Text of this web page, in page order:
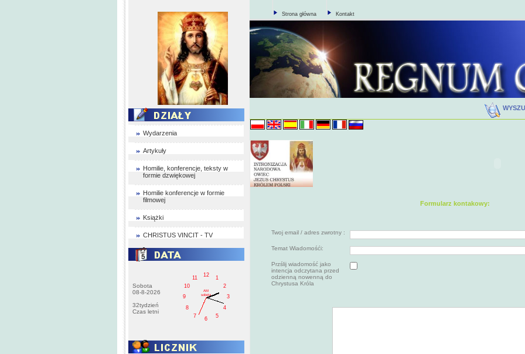
Wydarzenia
Artykuły
Homilie, konferencje, teksty w
formie dzwiękowej
Homilie konferencje w formie
filmowej
Książki
CHRISTUS VINCIT - TV
Sobota
08-8-2026
32tydzień
Czas letni
1
2
3
4
5
6
7
8
9
10
11
12
AM
sobota
Strona główna Kontakt
Formularz kontakowy:
Twoj email / adres zwrotny :
Temat Wiadomośći:
Przślij wiadomość jako
intencja odczytana przed
odzienną nowenną do
Chrystusa Króla